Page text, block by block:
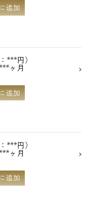
追加
***円）
***ヶ月
追加
***円）
***ヶ月
追加